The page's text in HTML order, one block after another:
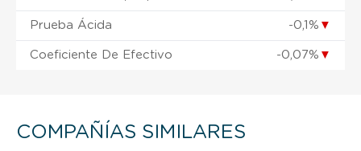
Prueba Ácida -0,1% ▼
Coeficiente De Efectivo -0,07% ▼
COMPAÑÍAS SIMILARES